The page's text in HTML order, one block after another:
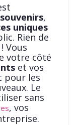
,
uniques
Rien de
Vous
votre côté
et vos
pour les
Le
sans
, vos